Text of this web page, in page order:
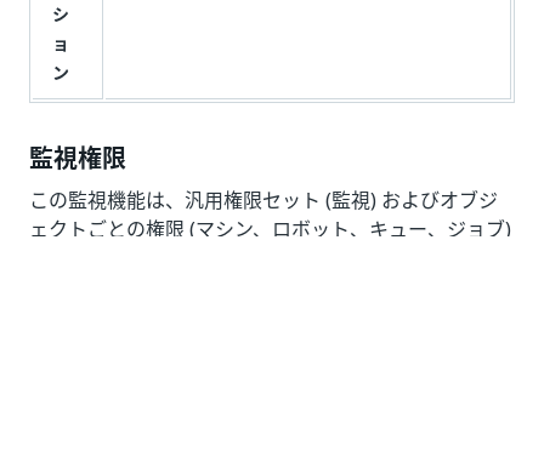
シ
ョ
ン
監視権限
この監視機能は、汎用権限セット (監視) およびオブジ
ェクトごとの権限 (マシン、ロボット、キュー、ジョブ)